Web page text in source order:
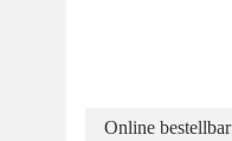
Online bestellbar